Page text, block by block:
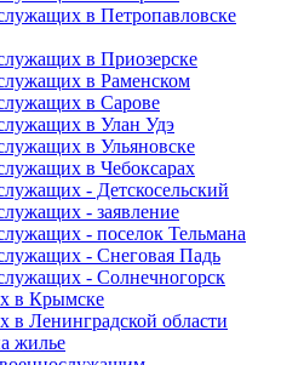
в Петропавловске
в Приозерске
в Раменском
в Сарове
в Улан Удэ
в Ульяновске
в Чебоксарах
- Детскосельский
- заявление
- поселок Тельмана
- Снеговая Падь
- Солнечногорск
в Крымске
в Ленинградской области
жилье